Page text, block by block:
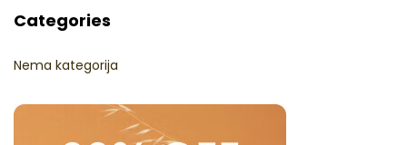
Categories
Nema kategorija